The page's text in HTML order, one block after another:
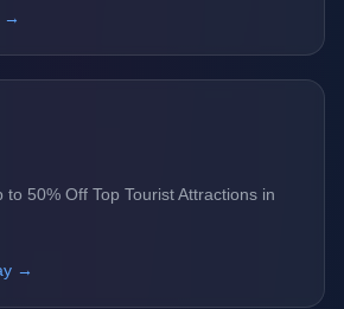
→
to 50% Off Top Tourist Attractions in
→